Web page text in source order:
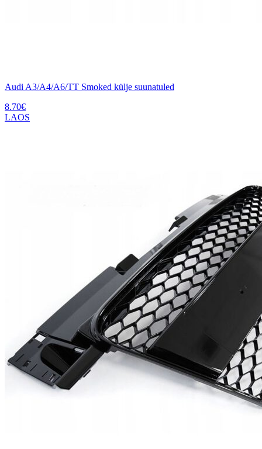
Audi A3/A4/A6/TT Smoked külje suunatuled
8.70€
LAOS